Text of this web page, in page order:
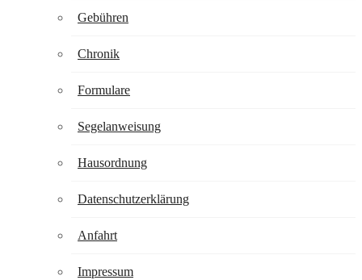
Gebühren
Chronik
Formulare
Segelanweisung
Hausordnung
Datenschutzerklärung
Anfahrt
Impressum